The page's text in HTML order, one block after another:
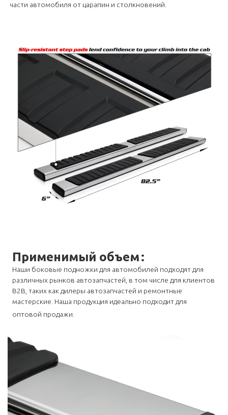
части автомобиля от царапин и столкновений.
Применимый объем:
Наши боковые подножки для автомобилей подходят для
различных рынков автозапчастей, в том числе для клиентов
B2B, таких как дилеры автозапчастей и ремонтные
мастерские. Наша продукция идеально подходит для
оптовой продажи.